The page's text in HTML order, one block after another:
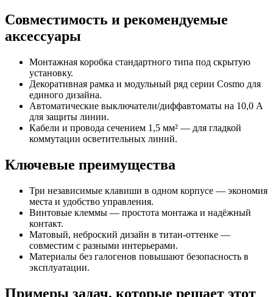
Совместимость и рекомендуемые
аксессуары
Монтажная коробка стандартного типа под скрытую
установку.
Декоративная рамка и модульный ряд серии Cosmo для
единого дизайна.
Автоматические выключатели/диффавтоматы на 10,0 А
для защиты линии.
Кабели и провода сечением 1,5 мм² — для гладкой
коммутации осветительных линий.
Ключевые преимущества
Три независимые клавиши в одном корпусе — экономия
места и удобство управления.
Винтовые клеммы — простота монтажа и надёжный
контакт.
Матовый, неброский дизайн в титан-оттенке —
совместим с разными интерьерами.
Материалы без галогенов повышают безопасность в
эксплуатации.
Примеры задач, которые решает этот